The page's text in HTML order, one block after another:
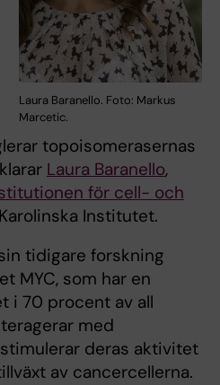
Laura Baranello. Foto: Markus
Marcetic.
topoisomerasernas
Laura Baranello,
för cell- och
Institutet.
tidigare forskning
MYC, som har en
i 70 procent av all
med
deras aktivitet
av cancercellerna.